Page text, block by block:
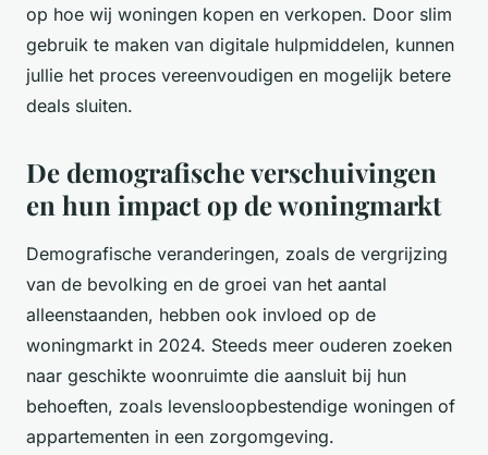
op hoe wij woningen kopen en verkopen. Door slim
gebruik te maken van digitale hulpmiddelen, kunnen
jullie het proces vereenvoudigen en mogelijk betere
deals sluiten.
De demografische verschuivingen
en hun impact op de woningmarkt
Demografische veranderingen, zoals de vergrijzing
van de bevolking en de groei van het aantal
alleenstaanden, hebben ook invloed op de
woningmarkt in 2024. Steeds meer ouderen zoeken
naar geschikte woonruimte die aansluit bij hun
behoeften, zoals levensloopbestendige woningen of
appartementen in een zorgomgeving.